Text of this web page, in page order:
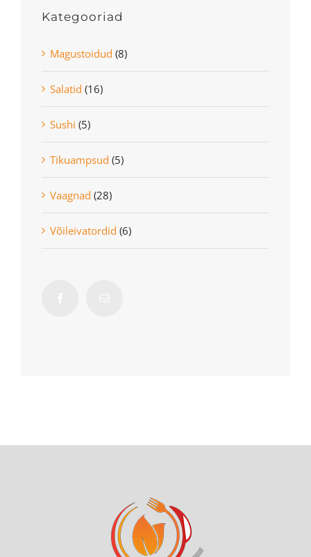
Kategooriad
Magustoidud (8)
Salatid (16)
Sushi (5)
Tikuampsud (5)
Vaagnad (28)
Võileivatordid (6)